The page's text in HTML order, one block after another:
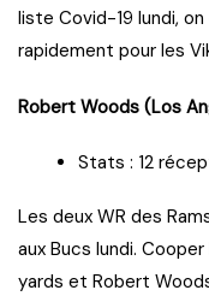
liste Covid-19 lundi,
rapidement pour les
Robert Woods (Los
Stats : 12
Les deux WR des
aux Bucs lundi.
yards et Robert